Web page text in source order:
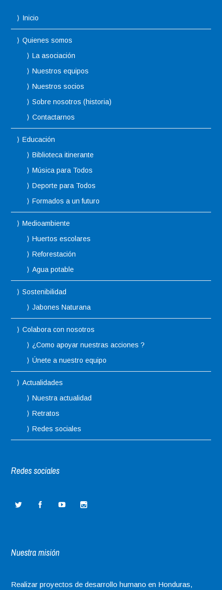
Inicio
Quienes somos
La asociación
Nuestros equipos
Nuestros socios
Sobre nosotros (historia)
Contactarnos
Educación
Biblioteca itinerante
Música para Todos
Deporte para Todos
Formados a un futuro
Medioambiente
Huertos escolares
Reforestación
Agua potable
Sostenibilidad
Jabones Naturana
Colabora con nosotros
¿Como apoyar nuestras acciones ?
Únete a nuestro equipo
Actualidades
Nuestra actualidad
Retratos
Redes sociales
Redes sociales
Nuestra misión
Realizar proyectos de desarrollo humano en Honduras,